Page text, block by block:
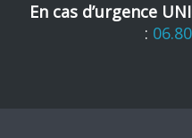
En cas d’urgence
: